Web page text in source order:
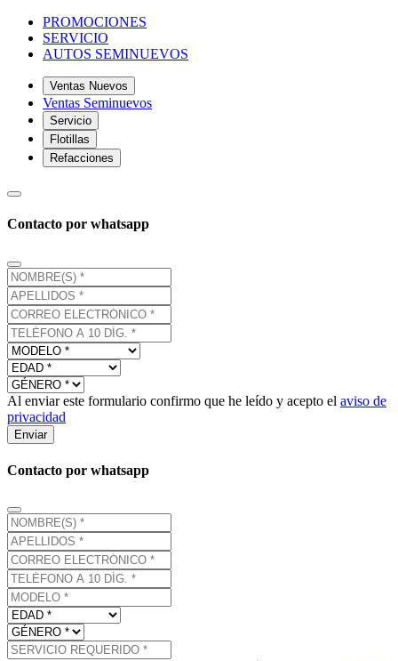
PROMOCIONES
SERVICIO
AUTOS SEMINUEVOS
Ventas Nuevos
Ventas Seminuevos
Servicio
Flotillas
Refacciones
Contacto por whatsapp
Al enviar este formulario confirmo que he leído y acepto el aviso de
privacidad
Enviar
Contacto por whatsapp